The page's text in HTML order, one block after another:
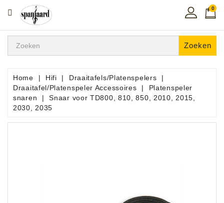
CATEGORIE
Home
In
De
Regio
Toetsen
0
Zoeken
Home Hifi
Draaitafels/Platenspelers
Draaitafel/Platenspeler Accessoires
Platenspeler
snaren
Snaar voor TD800, 810, 850, 2010, 2015,
2030, 2035